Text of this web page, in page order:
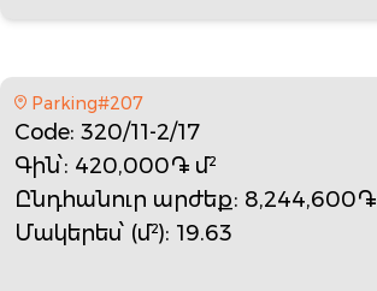
Parking#207
Code: 320/11-2/17
Գին՝: 420,000֏ մ²
Ընդհանուր արժեք: 8,244,600֏
Մակերես՝ (մ²): 19.63